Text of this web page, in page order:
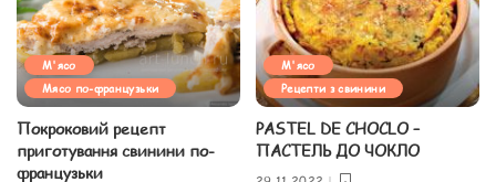
М'ясо
Мясо по-французьки
Покроковий рецепт
приготування свинини по-
французьки
М'ясо
Рецепти з свинини
PASTEL DE CHOCLO –
ПАСТЕЛЬ ДО ЧОКЛО